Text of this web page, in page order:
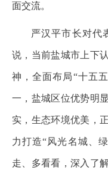
面交流。
严汉平市长对代
说，当前盐城市上下
神，全面布局“十五
一，盐城区位优势明
实，生态环境优美，
力打造“风光名城、
走、多看看，深入了